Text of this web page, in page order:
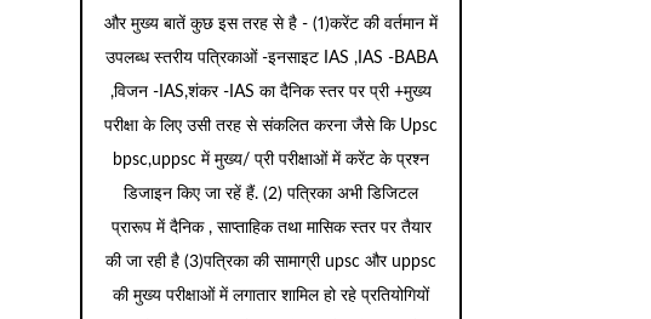
और मुख्य बातें कुछ इस तरह से है - (1)करेंट की वर्तमान में
उपलब्ध स्तरीय पत्रिकाओं -इनसाइट IAS ,IAS -BABA
,विजन -IAS,शंकर -IAS का दैनिक स्तर पर प्री +मुख्य
परीक्षा के लिए उसी तरह से संकलित करना जैसे कि Upsc
bpsc,uppsc में मुख्य/ प्री परीक्षाओं में करेंट के प्रश्न
डिजाइन किए जा रहें हैं. (2) पत्रिका अभी डिजिटल
प्रारूप में दैनिक , साप्ताहिक तथा मासिक स्तर पर तैयार
की जा रही है (3)पत्रिका की सामाग्री upsc और uppsc
की मुख्य परीक्षाओं में लगातार शामिल हो रहे प्रतियोगियों